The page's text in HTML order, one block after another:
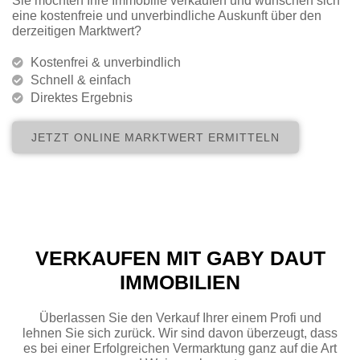
UNSER SERVICE FÜR
eine kostenfreie und unverbindliche Auskunft über den
derzeitigen Marktwert?
Kostenfrei & unverbindlich
Schnell & einfach
Direktes Ergebnis
JETZT ONLINE MARKTWERT ERMITTELN
VERKAUFEN MIT GABY DAUT
IMMOBILIEN
Überlassen Sie den Verkauf Ihrer einem Profi und
lehnen Sie sich zurück. Wir sind davon überzeugt, dass
es bei einer Erfolgreichen Vermarktung ganz auf die Art